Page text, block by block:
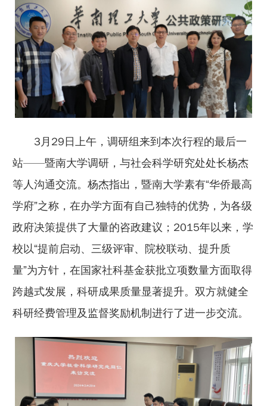
3月29日上午，调研组来到本次行程的最后一
站——暨南大学调研，与社会科学研究处处长杨杰
等人沟通交流。杨杰指出，暨南大学素有“华侨最高
学府”之称，在办学方面有自己独特的优势，为各级
政府决策提供了大量的咨政建议；2015年以来，学
校以“提前启动、三级评审、院校联动、提升质
量”为方针，在国家社科基金获批立项数量方面取得
跨越式发展，科研成果质量显著提升。双方就健全
科研经费管理及监督奖励机制进行了进一步交流。